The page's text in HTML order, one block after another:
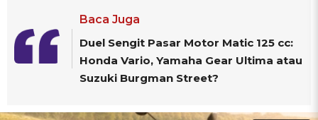
Baca Juga
Duel Sengit Pasar Motor Matic 125 cc:
Honda Vario, Yamaha Gear Ultima atau
Suzuki Burgman Street?